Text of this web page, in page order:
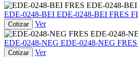
EDE-0248-BEI
EDE-0248-BEI EDE-0248-BEI FRES
Cotizar
Ver
EDE-0248-
EDE-0248-NEG EDE-0248-NEG FRES
Cotizar
Ver